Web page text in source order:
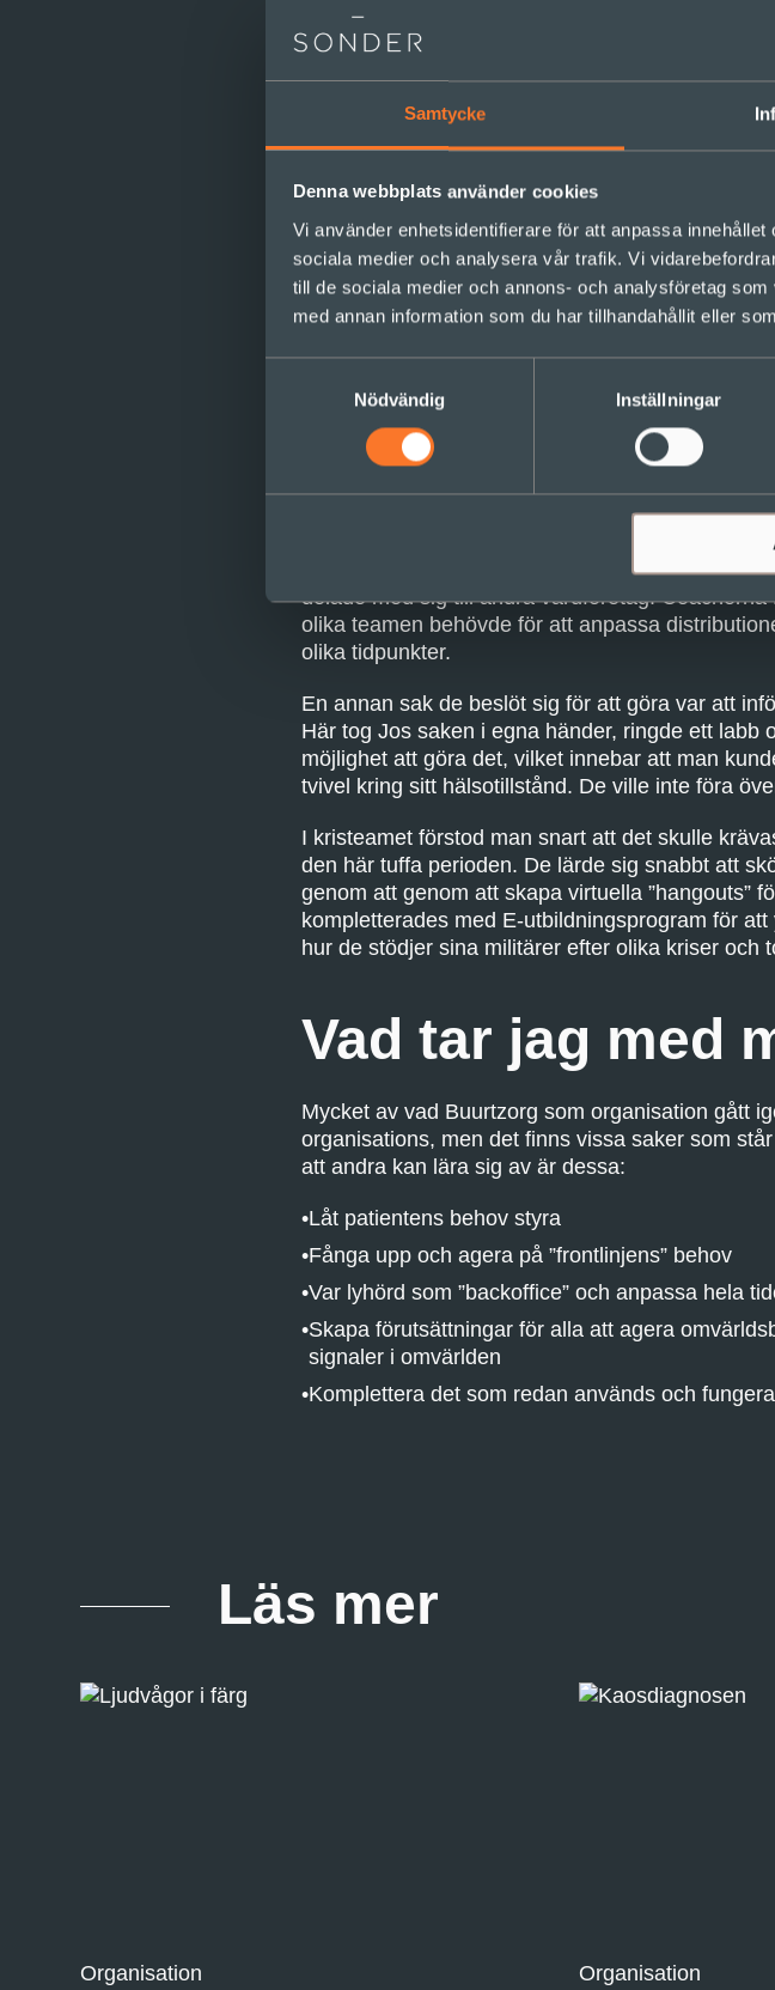
Samtycke
Denna webbplats använder cookies
Vi använder enhetsidentifierare för att anpassa
sociala medier och analysera vår trafik. Vi
till de sociala medier och annons- och analysföretag
med annan information som du har tillhandahållit eller
Nödvändig
Inställningar
Hur kommunicerar vi bäst med våra team?
Hur
hur de mådde. Man upprättade ett kristeam på
materialdistributionsansvariga. Teamet var
att direkt uppdatera information och skapa nya
erfarenheter. Genom direktkanalen till
så kunde de agera på dessa och därigenom
Fokus på
Patienterna uttryckte att de kände sig mer
inte innebära en risk för patienterna. Man
till att hindra smitta till patienterna. De köpte in
delade med sig till andra vårdföretag.
olika teamen behövde för att anpassa
olika tidpunkter.
En annan sak de beslöt sig för att göra var att
Här tog Jos saken i egna händer, ringde ett
möjlighet att göra det, vilket innebar att man
tvivel kring sitt hälsotillstånd. De ville inte föra
I kristeamet förstod man snart att det skulle
den här tuffa perioden. De lärde sig snabbt att
genom att genom att skapa virtuella ”hangouts”
kompletterades med E-utbildningsprogram för
hur de stödjer sina militärer efter olika kriser och
Vad tar jag med
Mycket av vad Buurtzorg som organisation gått
organisations, men det finns vissa saker som
att andra kan lära sig av är dessa:
Låt patientens behov styra
Fånga upp och agera på ”frontlinjens” behov
Var lyhörd som ”backoffice” och anpassa hela
Skapa förutsättningar för alla att agera
signaler i omvärlden
Komplettera det som redan används och
Läs mer
Organisation Organisation